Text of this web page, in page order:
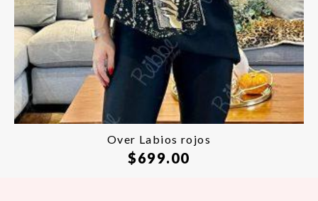
Over Labios rojos
$699.00